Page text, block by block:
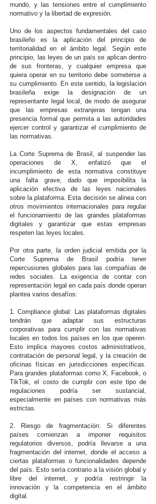
mundo, y las tensiones entre el cumplimiento
normativo y la libertad de expresión.
Uno de los aspectos fundamentales del caso
brasileño es la aplicación del principio de
territorialidad en el ámbito legal. Según este
principio, las leyes de un país se aplican dentro
de sus fronteras, y cualquier empresa que
quiera operar en su territorio debe someterse a
su cumplimiento. En este sentido, la legislación
brasileña exige la designación de un
representante legal local, de modo de asegurar
que las empresas extranjeras tengan una
presencia formal que permita a las autoridades
ejercer control y garantizar el cumplimiento de
las normativas.
La Corte Suprema de Brasil, al suspender las
operaciones de X, enfatizó que el
incumplimiento de esta normativa constituye
una falta grave, dado que imposibilita la
aplicación efectiva de las leyes nacionales
sobre la plataforma. Esta decisión se alinea con
otros movimientos internacionales para regular
el funcionamiento de las grandes plataformas
digitales y garantizar que estas empresas
respeten las leyes locales.
Por otra parte, la orden judicial emitida por la
Corte Suprema de Brasil podría tener
repercusiones globales para las compañías de
redes sociales. La exigencia de contar con
representación legal en cada país donde operan
plantea varios desafíos:
1. Compliance global: Las plataformas digitales
tendrán que adaptar sus estructuras
corporativas para cumplir con las normativas
locales en todos los países en los que operen.
Esto implica mayores costos administrativos,
contratación de personal legal, y la creación de
oficinas físicas en jurisdicciones específicas.
Para grandes plataformas como X, Facebook, o
TikTok, el costo de cumplir con este tipo de
regulaciones podría ser sustancial,
especialmente en países con normativas más
estrictas.
2. Riesgo de fragmentación: Si diferentes
países comienzan a imponer requisitos
regulatorios diversos, podría llevarse a una
fragmentación del internet, donde el acceso a
ciertas plataformas o funcionalidades depende
del país. Esto sería contrario a la visión global y
libre del internet, y podría restringir la
innovación y la competencia en el ámbito
digital.